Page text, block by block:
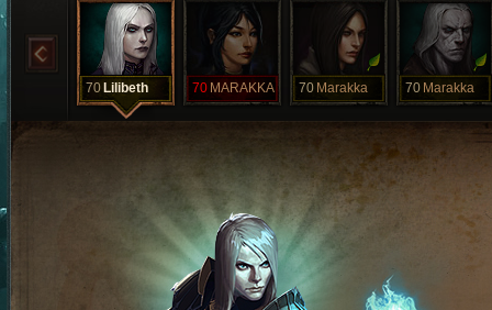
70 Lilibeth 70 MARAKKA 70 Marakka 70 Marakka